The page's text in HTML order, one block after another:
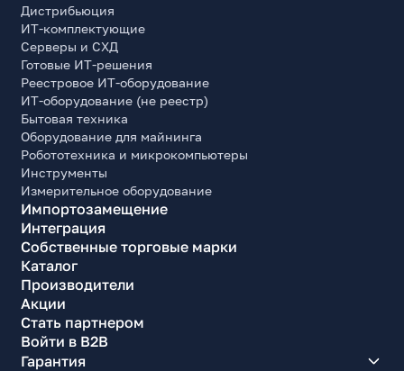
Ширина, мм
120
Высота, мм
120
Толщина, мм
25
Комплект поставки
Вентилятор, удлинитель, крепежный комплект
Дистрибьюция
ИТ-комплектующие
Серверы и СХД
Готовые ИТ-решения
Реестровое ИТ-оборудование
ИТ-оборудование (не реестр)
Бытовая техника
Оборудование для майнинга
Робототехника и микрокомпьютеры
Инструменты
Измерительное оборудование
Импортозамещение
Интеграция
Собственные торговые марки
Каталог
Производители
Акции
Стать партнером
Войти в B2B
Гарантия